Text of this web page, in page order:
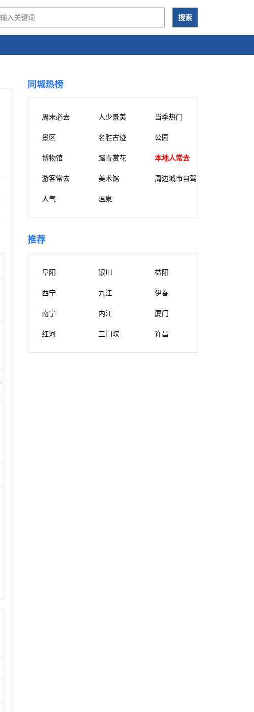
同城热榜
周末必去 人少景美 当季热门
景区 名胜古迹 公园
博物馆 踏青赏花 本地人常去
游客常去 美术馆 周边城市自驾
人气 温泉
推荐
阜阳 银川 益阳
西宁 九江 伊春
南宁 内江 厦门
红河 三门峡 许昌